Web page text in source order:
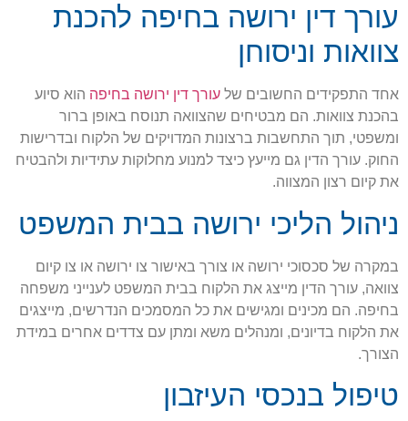
עורך דין ירושה בחיפה להכנת
צוואות וניסוחן
אחד התפקידים החשובים של עורך דין ירושה בחיפה הוא סיוע
בהכנת צוואות. הם מבטיחים שהצוואה תנוסח באופן ברור
ומשפטי, תוך התחשבות ברצונות המדויקים של הלקוח ובדרישות
החוק. עורך הדין גם מייעץ כיצד למנוע מחלוקות עתידיות ולהבטיח
את קיום רצון המצווה.
ניהול הליכי ירושה בבית המשפט
במקרה של סכסוכי ירושה או צורך באישור צו ירושה או צו קיום
צוואה, עורך הדין מייצג את הלקוח בבית המשפט לענייני משפחה
בחיפה. הם מכינים ומגישים את כל המסמכים הנדרשים, מייצגים
את הלקוח בדיונים, ומנהלים משא ומתן עם צדדים אחרים במידת
הצורך.
טיפול בנכסי העיזבון